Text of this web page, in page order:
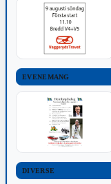
EVENEMANG
DIVERSE